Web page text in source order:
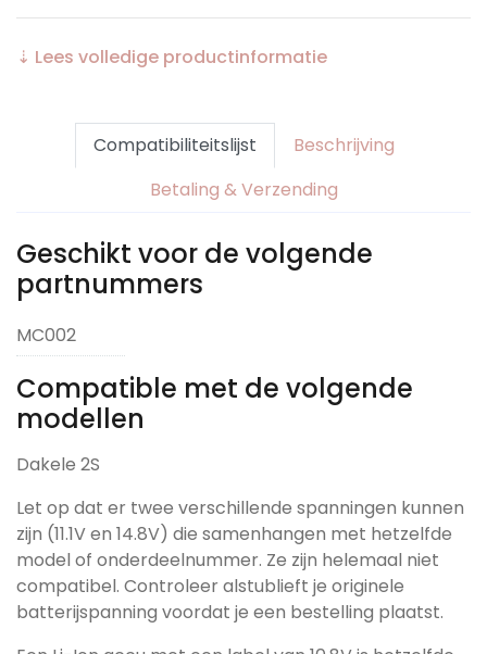
⇣ Lees volledige productinformatie
Compatibiliteitslijst
Beschrijving
Betaling & Verzending
Geschikt voor de volgende
partnummers
MC002
Compatible met de volgende
modellen
Dakele 2S
Let op dat er twee verschillende spanningen kunnen
zijn (11.1V en 14.8V) die samenhangen met hetzelfde
model of onderdeelnummer. Ze zijn helemaal niet
compatibel. Controleer alstublieft je originele
batterijspanning voordat je een bestelling plaatst.